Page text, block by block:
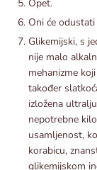
Opet.
Oni će
Glikemijski, s
nije malo
mehanizme
također
izložena
nepotrebne
usamljenost,
korabicu,
glikemijskom